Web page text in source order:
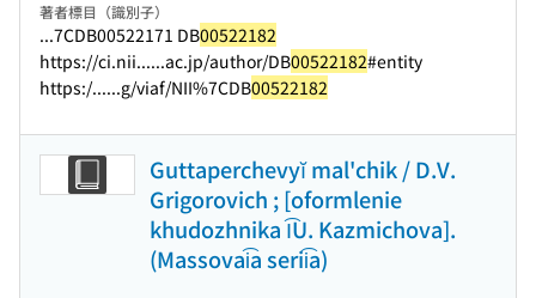
著者標目（識別子）
...7CDB00522171 DB00522182
https://ci.nii......ac.jp/author/DB00522182#entity
https:/......g/viaf/NII%7CDB00522182
Guttaperchevyĭ mal'chik / D.V.
Grigorovich ; [oformlenie
khudozhnika I͡U. Kazmichova].
(Massovai͡a serii͡a)